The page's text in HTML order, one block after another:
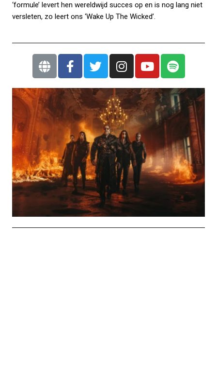
‘formule’ levert hen wereldwijd succes op en is nog lang niet
versleten, zo leert ons ‘Wake Up The Wicked’.